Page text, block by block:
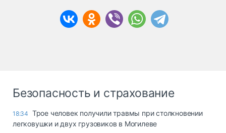
Безопасность и страхование
18:34 Трое человек получили травмы при столкновении
легковушки и двух грузовиков в Могилеве